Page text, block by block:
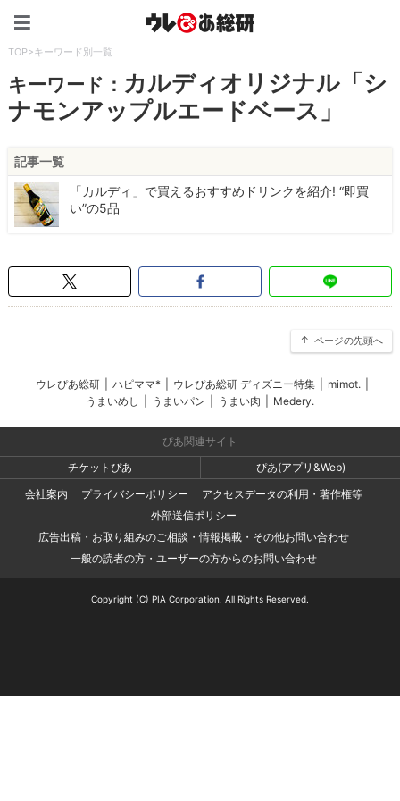
TOP>キーワード別一覧
キーワード： カルディオリジナル「シ
ナモンアップルエードベース」
記事一覧
「カルディ」で買えるおすすめドリンクを紹介! “即買
い”の5品
ページの先頭へ
ウレぴあ総研 ハピママ* ウレぴあ総研 ディズニー特集 mimot.
うまいめし
うまいパン うまい肉 Medery.
ぴあ関連サイト
チケットぴあ
ぴあ(アプリ&Web)
会社案内
プライバシーポリシー
アクセスデータの利用・著作権等
外部送信ポリシー
広告出稿・お取り組みのご相談・情報掲載・その他お問い合わせ
一般の読者の方・ユーザーの方からのお問い合わせ
Copyright (C) PIA Corporation. All Rights Reserved.